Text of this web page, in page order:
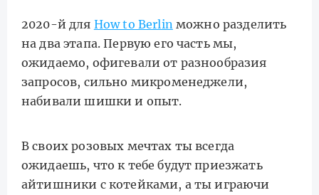
2020-й для How to Berlin можно разделить
на два этапа. Первую его часть мы,
ожидаемо, офигевали от разнообразия
запросов, сильно микроменеджели,
набивали шишки и опыт.
В своих розовых мечтах ты всегда
ожидаешь, что к тебе будут приезжать
айтишники с котейками, а ты играючи